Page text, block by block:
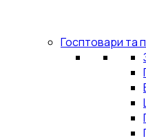
Госптовари та